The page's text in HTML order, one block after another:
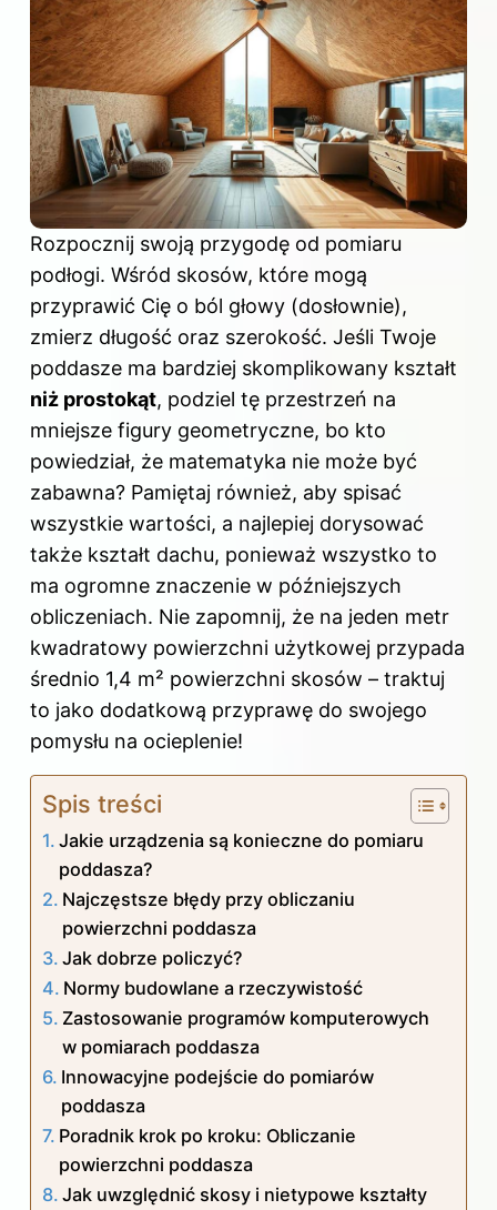
Rozpocznij swoją przygodę od pomiaru
podłogi. Wśród skosów, które mogą
przyprawić Cię o ból głowy (dosłownie),
zmierz długość oraz szerokość. Jeśli Twoje
poddasze ma bardziej skomplikowany kształt
niż prostokąt, podziel tę przestrzeń na
mniejsze figury geometryczne, bo kto
powiedział, że matematyka nie może być
zabawna? Pamiętaj również, aby spisać
wszystkie wartości, a najlepiej dorysować
także kształt dachu, ponieważ wszystko to
ma ogromne znaczenie w późniejszych
obliczeniach. Nie zapomnij, że na jeden metr
kwadratowy powierzchni użytkowej przypada
średnio 1,4 m² powierzchni skosów – traktuj
to jako dodatkową przyprawę do swojego
pomysłu na ocieplenie!
Spis treści
Jakie urządzenia są konieczne do pomiaru
poddasza?
Najczęstsze błędy przy obliczaniu
powierzchni poddasza
Jak dobrze policzyć?
Normy budowlane a rzeczywistość
Zastosowanie programów komputerowych
w pomiarach poddasza
Innowacyjne podejście do pomiarów
poddasza
Poradnik krok po kroku: Obliczanie
powierzchni poddasza
Jak uwzględnić skosy i nietypowe kształty